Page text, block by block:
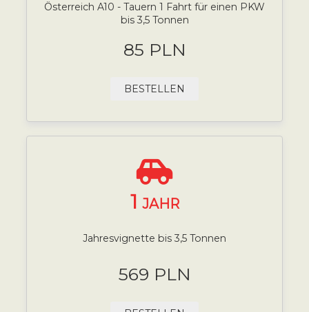
Österreich A10 - Tauern 1 Fahrt für einen PKW
bis 3,5 Tonnen
85 PLN
BESTELLEN
1 JAHR
Jahresvignette bis 3,5 Tonnen
569 PLN